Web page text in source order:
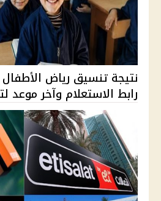
نتيجة تنسيق رياض الأطفال
رابط الاستعلام وآخر موعد